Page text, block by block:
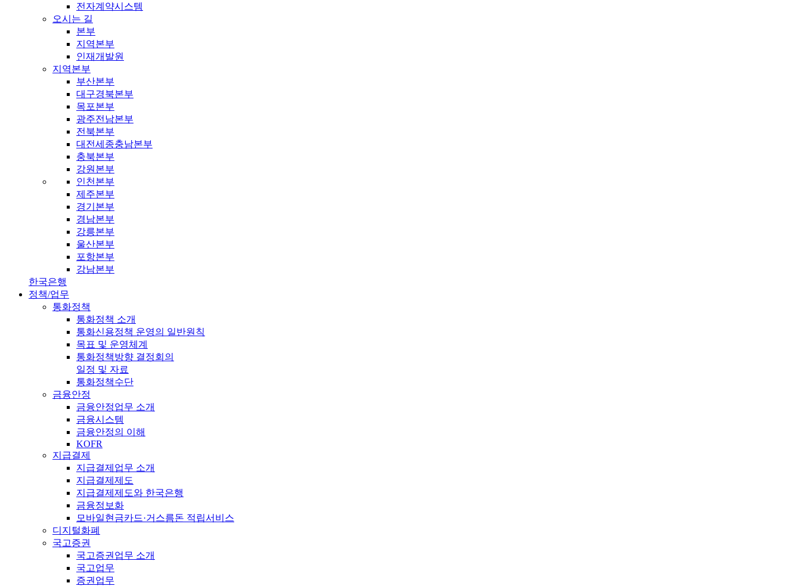
전자계약시스템
오시는 길
본부
지역본부
인재개발원
지역본부
부산본부
대구경북본부
목포본부
광주전남본부
전북본부
대전세종충남본부
충북본부
강원본부
인천본부
제주본부
경기본부
경남본부
강릉본부
울산본부
포항본부
강남본부
한국은행
정책/업무
통화정책
통화정책 소개
통화신용정책 운영의 일반원칙
목표 및 운영체계
통화정책방향 결정회의
일정 및 자료
통화정책수단
금융안정
금융안정업무 소개
금융시스템
금융안정의 이해
KOFR
지급결제
지급결제업무 소개
지급결제제도
지급결제제도와 한국은행
금융정보화
모바일현금카드·거스름돈 적립서비스
디지털화폐
국고증권
국고증권업무 소개
국고업무
증권업무